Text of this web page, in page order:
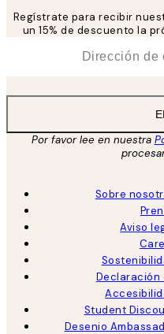
Regístrate para recibir
un 15% de descuento la
Por favor lee en nuestra
Sobre
Aviso
Declaración
Student
Desenio